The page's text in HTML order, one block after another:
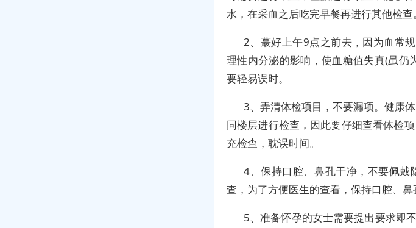
水，在采血之后吃完早餐再进行其他检查。
2、蕞好上午9点之前去，因为血常
理性内分泌的影响，使血糖值失真(虽仍
要轻易误时。
3、弄清体检项目，不要漏项。健康
同楼层进行检查，因此要仔细查看体检
充检查，耽误时间。
4、保持口腔、鼻孔干净，不要佩
查，为了方便医生的查看，保持口腔、鼻
5、准备怀孕的女士需要提出要求即